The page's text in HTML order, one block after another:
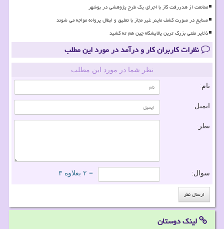
ممانعت از هدررفت گاز با اجرای یک طرح پژوهشی در بوشهر
صنایع در صورت کشف ماینر غیر مجاز با تعلیق و ابطال پروانه مواجه می شوند
ذخایر نفتی بزرگ ترین پالایشگاه چین هم ته کشید
نظرات کاربران کار و درآمد در مورد این مطلب
نظر شما در مورد این مطلب
نام:
ایمیل:
نظر:
سوال: = ۲ بعلاوه ۳
لینک دوستان